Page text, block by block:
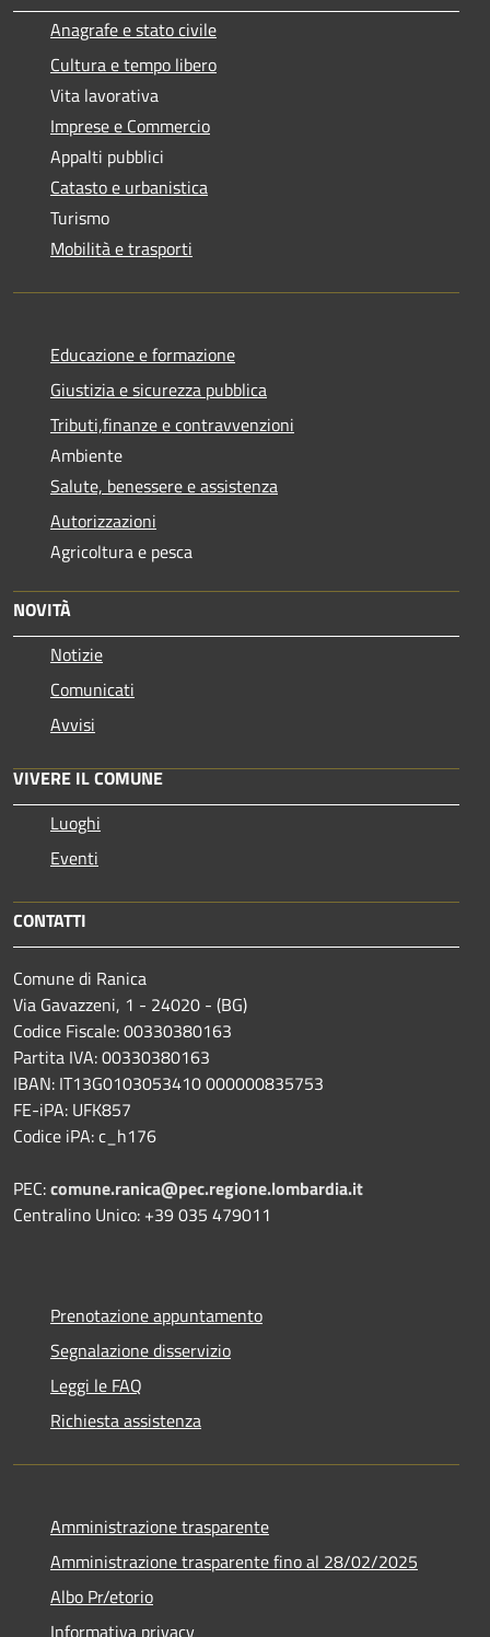
Anagrafe e stato civile
Cultura e tempo libero
Vita lavorativa
Imprese e Commercio
Appalti pubblici
Catasto e urbanistica
Turismo
Mobilità e trasporti
Educazione e formazione
Giustizia e sicurezza pubblica
Tributi,finanze e contravvenzioni
Ambiente
Salute, benessere e assistenza
Autorizzazioni
Agricoltura e pesca
NOVITÀ
Notizie
Comunicati
Avvisi
VIVERE IL COMUNE
Luoghi
Eventi
CONTATTI
Comune di Ranica
Via Gavazzeni, 1 - 24020 - (BG)
Codice Fiscale: 00330380163
Partita IVA: 00330380163
IBAN: IT13G0103053410 000000835753
FE-iPA: UFK857
Codice iPA: c_h176
PEC:comune.ranica@pec.regione.lombardia.it
Centralino Unico: +39 035 479011
Prenotazione appuntamento
Segnalazione disservizio
Leggi le FAQ
Richiesta assistenza
Amministrazione trasparente
Amministrazione trasparente fino al 28/02/2025
Albo Pr/etorio
Informativa privacy